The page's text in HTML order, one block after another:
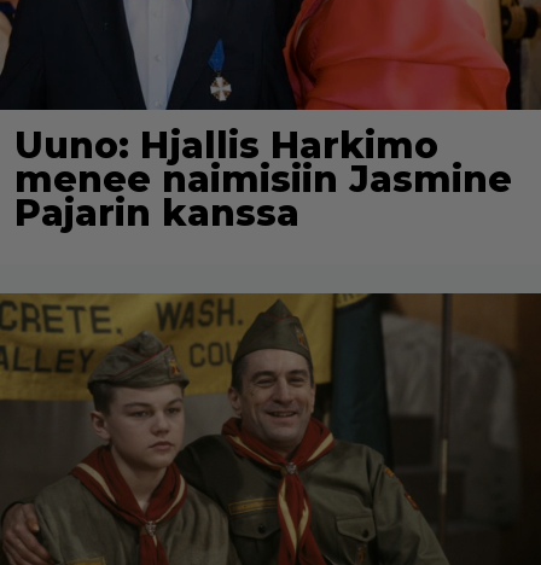
Uuno: Hjallis Harkimo
menee naimisiin Jasmine
Pajarin kanssa